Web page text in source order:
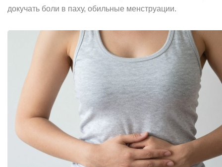
докучать боли в паху, обильные менструации.